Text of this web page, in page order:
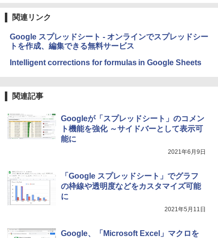
関連リンク
Google スプレッドシート - オンラインでスプレッドシー
トを作成、編集できる無料サービス
Intelligent corrections for formulas in Google Sheets
関連記事
Googleが「スプレッドシート」のコメン
ト機能を強化 ～サイドバーとして表示可
能に
2021年6月9日
「Google スプレッドシート」でグラフ
の枠線や透明度などをカスタマイズ可能
に
2021年5月11日
Google、「Microsoft Excel」マクロを